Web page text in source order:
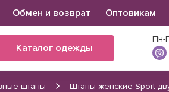
Обмен и возврат Оптовикам
Пн-
Каталог одежды
штаны Штаны женские Sport